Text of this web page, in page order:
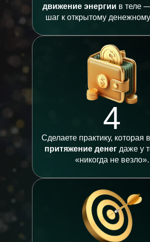
движение энергии в теле
шаг к открытому
4
Сделаете практику, которая
притяжение денег даже у
«никогда не везло».